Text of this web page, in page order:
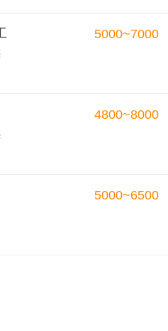
5000~7000
4800~8000
5000~6500